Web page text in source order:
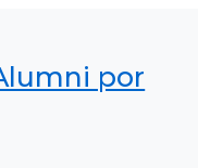
por